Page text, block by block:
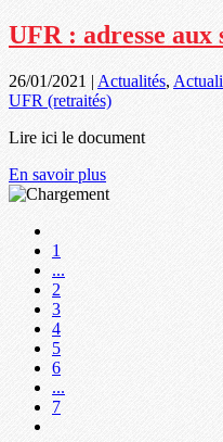
UFR : adresse aux
26/01/2021 | Actualités,
UFR (retraités)
Lire ici le document
En savoir plus
1
...
2
3
4
5
6
...
7